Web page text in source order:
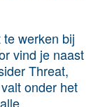
werken bij
vind je naast
Threat,
onder het